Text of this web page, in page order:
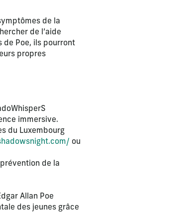
de la
de l’aide
de Poe, ils pourront
propres
immersive.
du Luxembourg
ou
de la
Allan Poe
des jeunes grâce